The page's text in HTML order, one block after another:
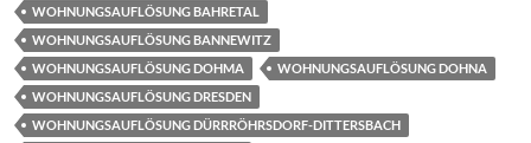
WOHNUNGSAUFLÖSUNG BAHRETAL
WOHNUNGSAUFLÖSUNG BANNEWITZ
WOHNUNGSAUFLÖSUNG DOHMA
WOHNUNGSAUFLÖSUNG DOHNA
WOHNUNGSAUFLÖSUNG DRESDEN
WOHNUNGSAUFLÖSUNG DÜRRRÖHRSDORF-DITTERSBACH